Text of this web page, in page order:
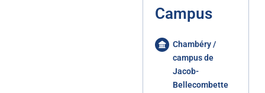
Campus
Chambéry /
campus de
Jacob-
Bellecombette